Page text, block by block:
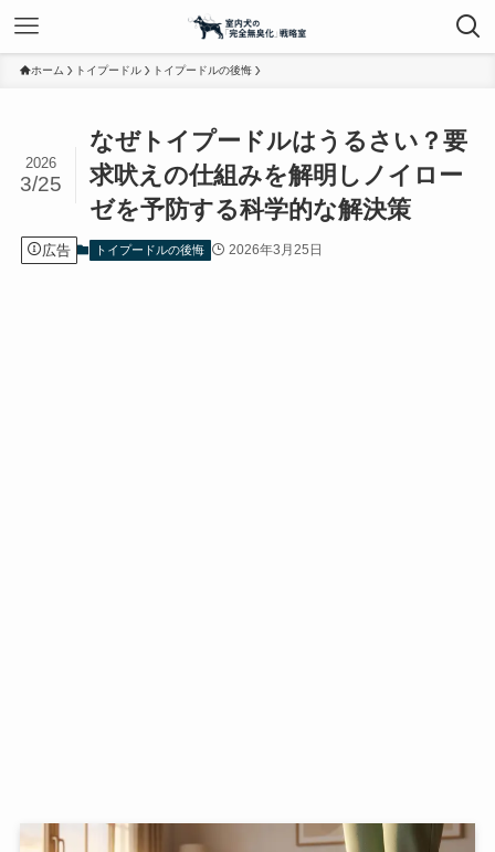
ホーム トイプードル トイプードルの後悔
なぜトイプードルはうるさい？要
求吠えの仕組みを解明しノイロー
ゼを予防する科学的な解決策
2026
3/25
広告 トイプードルの後悔 2026年3月25日